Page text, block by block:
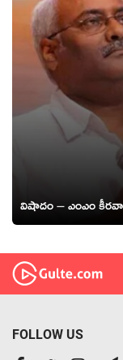
విషాదం – ఎంఎం
FOLLOW US